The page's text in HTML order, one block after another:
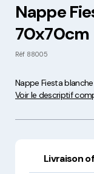
Nappe
70x70cm
Réf 88005
Nappe Fiesta
Voir le descriptif
Livraison